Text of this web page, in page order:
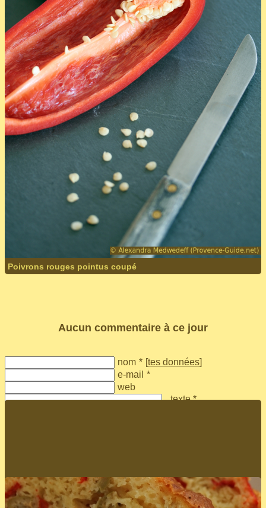
Poivrons rouges pointus coupé
Aucun commentaire à ce jour
nom * [tes données]
e-mail *
web
texte *